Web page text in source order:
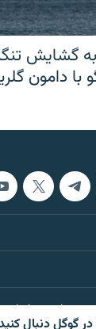
در گوگل دنبال
گشایش
دامون
این وب‌سایت، بر